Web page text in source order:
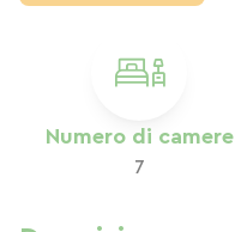
Numero di camere
7